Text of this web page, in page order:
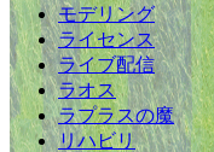
モデリング
ライセンス
ライブ配信
ラオス
ラプラスの魔
リハビリ